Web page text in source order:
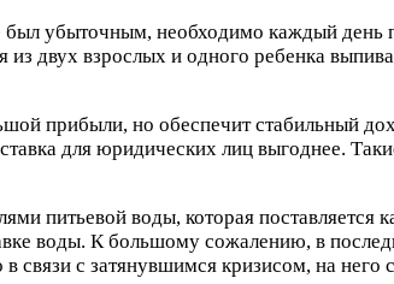
убыточным, необходимо каждый день
из двух взрослых и одного ребенка
прибыли, но обеспечит стабильный
для юридических лиц выгоднее.
питьевой воды, которая
воды. К большому сожалению, в
связи с затянувшимся кризисом, на него